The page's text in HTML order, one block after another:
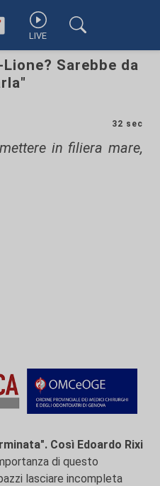
LIVE
Sarebbe da
32 sec
in filiera mare,
Così Edoardo Rixi
di questo
lasciare incompleta